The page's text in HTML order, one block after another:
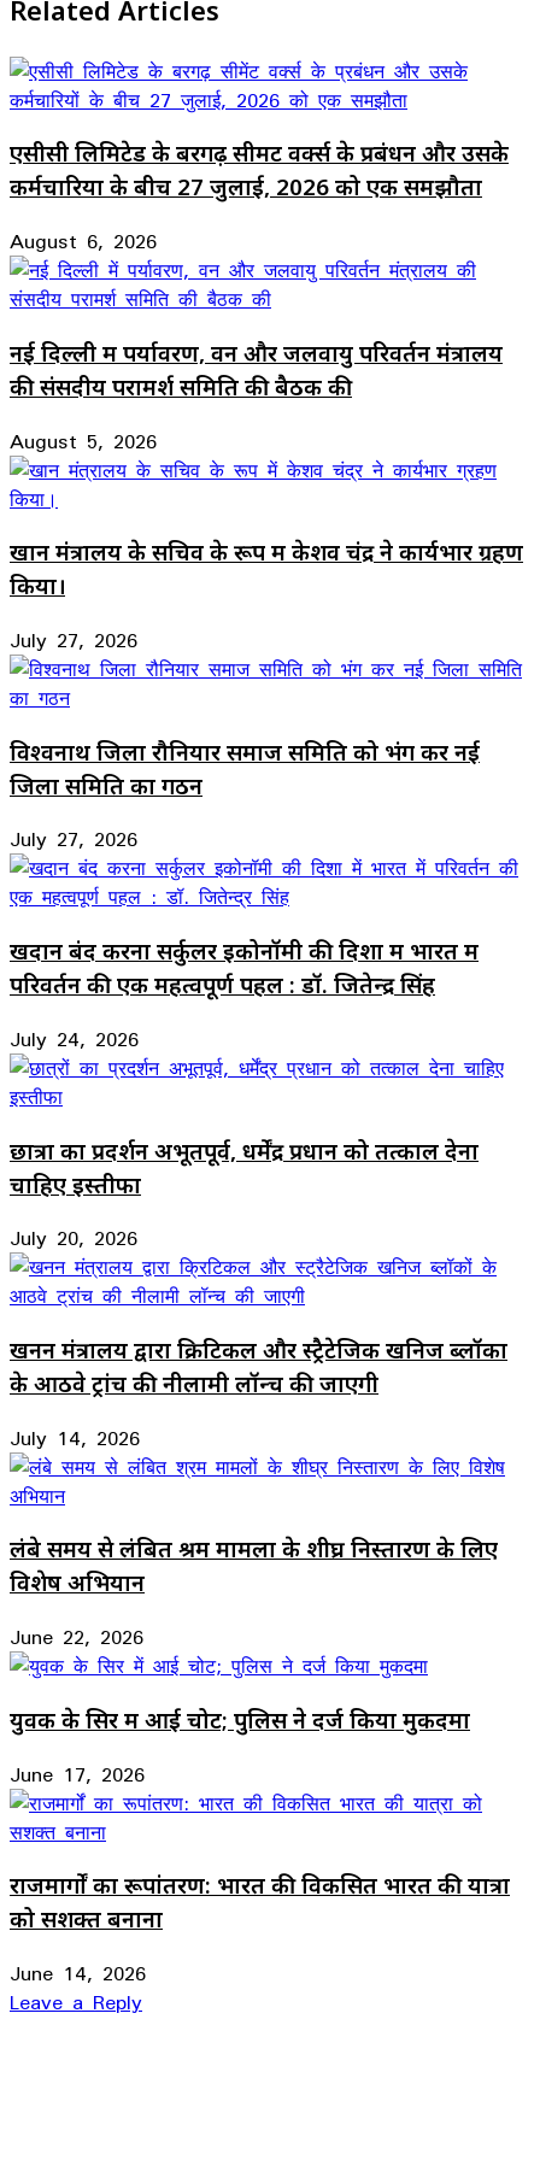
Related Articles
एसीसी लिमिटेड के बरगढ़ सीमेंट वर्क्स के प्रबंधन और उसके
कर्मचारियों के बीच 27 जुलाई, 2026 को एक समझौता
August 6, 2026
नई दिल्ली में पर्यावरण, वन और जलवायु परिवर्तन मंत्रालय
की संसदीय परामर्श समिति की बैठक की
August 5, 2026
खान मंत्रालय के सचिव के रूप में केशव चंद्र ने कार्यभार ग्रहण
किया।
July 27, 2026
विश्वनाथ जिला रौनियार समाज समिति को भंग कर नई
जिला समिति का गठन
July 27, 2026
खदान बंद करना सर्कुलर इकोनॉमी की दिशा में भारत में
परिवर्तन की एक महत्वपूर्ण पहल : डॉ. जितेन्द्र सिंह
July 24, 2026
छात्रों का प्रदर्शन अभूतपूर्व, धर्मेंद्र प्रधान को तत्काल देना
चाहिए इस्तीफा
July 20, 2026
खनन मंत्रालय द्वारा क्रिटिकल और स्ट्रैटेजिक खनिज ब्लॉकों
के आठवे ट्रांच की नीलामी लॉन्च की जाएगी
July 14, 2026
लंबे समय से लंबित श्रम मामलों के शीघ्र निस्तारण के लिए
विशेष अभियान
June 22, 2026
युवक के सिर में आई चोट; पुलिस ने दर्ज किया मुकदमा
June 17, 2026
राजमार्गों का रूपांतरण: भारत की विकसित भारत की यात्रा
को सशक्त बनाना
June 14, 2026
Leave a Reply